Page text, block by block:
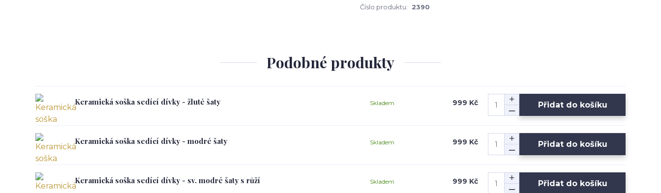
Číslo produktu: 2390
Podobné produkty
Keramická soška sedící dívky - žluté šaty 999 Kč
Skladem Přidat do košíku
Keramická soška sedící dívky - modré šaty 999 Kč
Skladem Přidat do košíku
Keramická soška sedící dívky - sv. modré šaty s růží 999 Kč
Skladem Přidat do košíku